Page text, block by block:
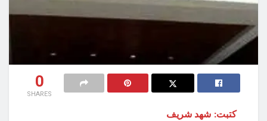
0
SHARES
كتبت: شهد شريف